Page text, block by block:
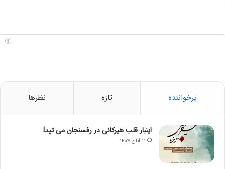
پرخواننده تازه نظرها
اینبار قلب هیرکانی در رفسنجان می تپد!
۱۱ آبان ۱۴۰۴